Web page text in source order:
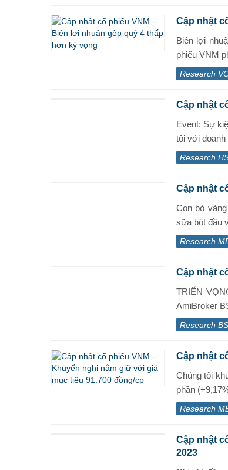
Cập nhật
Biên lợi
phiếu VNM
Research
Cập nhật
Event: Sự
tôi với
Research
Cập nhật
Con bò
sữa bột đầu
Research
Cập nhật
TRIỂN
AmiBroker
Research
Cập nhật
Chúng tôi
phần
Research
Cập nhật
2023